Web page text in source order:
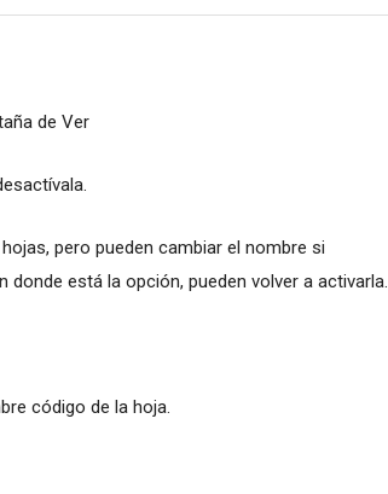
de Ver
pero pueden cambiar el nombre si
está la opción, pueden volver a activarla.
código de la hoja.